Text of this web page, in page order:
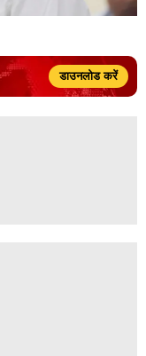
डाउनलोड करें